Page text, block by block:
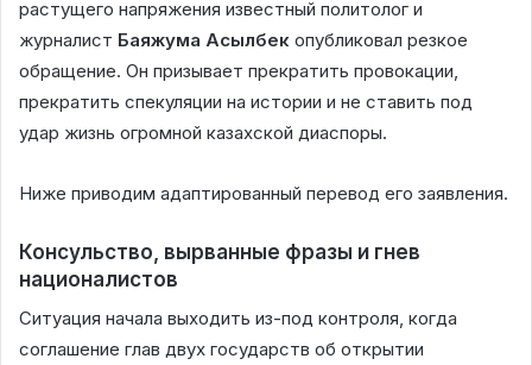
растущего напряжения известный политолог и
журналист Баяжума Асылбек опубликовал резкое
обращение. Он призывает прекратить провокации,
прекратить спекуляции на истории и не ставить под
удар жизнь огромной казахской диаспоры.
Ниже приводим адаптированный перевод его заявления.
Консульство, вырванные фразы и гнев
националистов
Ситуация начала выходить из-под контроля, когда
соглашение глав двух государств об открытии